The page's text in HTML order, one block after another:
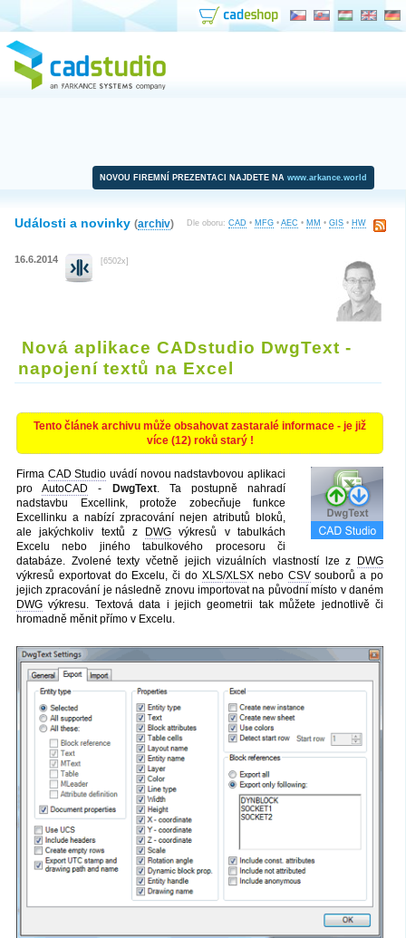
NOVOU FIREMNÍ PREZENTACI NAJDETE NA www.arkance.world
Dle oboru: CAD • MFG • AEC • MM • GIS • HW
Události a novinky (archiv)
16.6.2014 [6502x]
Nová aplikace CADstudio DwgText -
napojení textů na Excel
Tento článek archivu může obsahovat zastaralé informace - je již
více (12) roků starý !
Firma CAD Studio uvádí novou nadstavbovou aplikaci
proAutoCAD - DwgText. Ta postupně nahradí
nadstavbu Excellink, protože zobecňuje funkce
Excellinku a nabízí zpracování nejen atributů bloků,
ale jakýchkoliv textů z
DWG výkresů v tabulkách
Excelu nebo jiného tabulkového procesoru či
databáze. Zvolené texty včetně jejich vizuálních vlastností lze z
DWG
výkresů exportovat do Excelu, či do XLS/XLSX nebo CSVsouborů a po
jejich zpracování je následně znovu importovat na původní místo v daném
DWG výkresu. Textová data i jejich geometrii tak můžete jednotlivě či
hromadně měnit přímo v Excelu.